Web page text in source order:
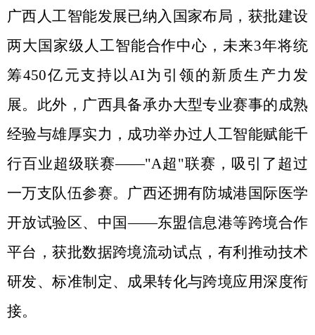
广西人工智能发展已纳入国家布局，获批建设
两大国家级人工智能合作中心，未来3年将统
筹450亿元支持以AI为引领的新质生产力发
展。此外，广西具备承办大型专业赛事的成熟
经验与雄厚实力，成功举办过人工智能赋能千
行百业超级联赛——"A超"联赛，吸引了超过
一万支队伍参赛。广西还拥有防城港国际医学
开放试验区、中国——东盟信息港等跨境合作
平台，获批数据跨境流动试点，有利推动技术
研发、标准制定、成果转化与跨境应用深度衔
接。